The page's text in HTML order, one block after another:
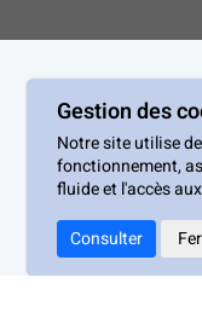
Gestion des
Notre site utilise
fonctionnement,
fluide et l'accès
Consulter